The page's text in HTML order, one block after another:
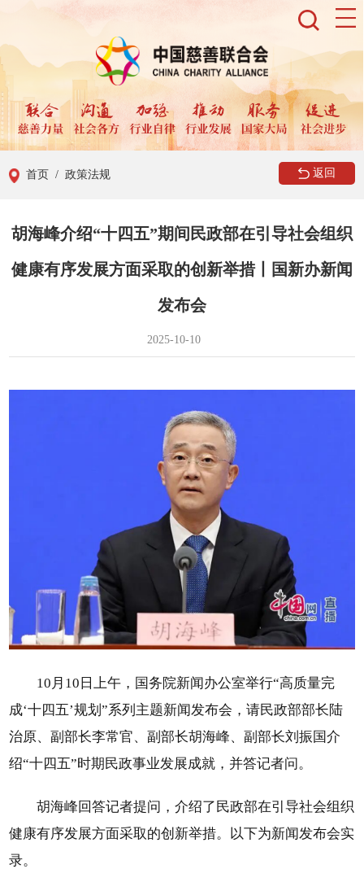
首页 / 政策法规 返回
胡海峰介绍“十四五”期间民政部在引导社会组织
健康有序发展方面采取的创新举措丨国新办新闻
发布会
2025-10-10
10月10日上午，国务院新闻办公室举行“高质量完
成‘十四五’规划”系列主题新闻发布会，请民政部部长陆
治原、副部长李常官、副部长胡海峰、副部长刘振国介
绍“十四五”时期民政事业发展成就，并答记者问。
胡海峰回答记者提问，介绍了民政部在引导社会组织
健康有序发展方面采取的创新举措。以下为新闻发布会实
录。